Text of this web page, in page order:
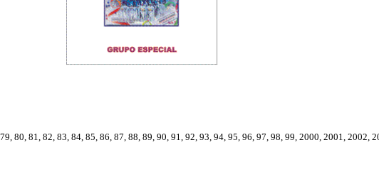
80, 81, 82, 83, 84, 85, 86, 87, 88, 89, 90, 91, 92, 93, 94, 95, 96, 97, 98, 99, 2000, 2001, 2002,